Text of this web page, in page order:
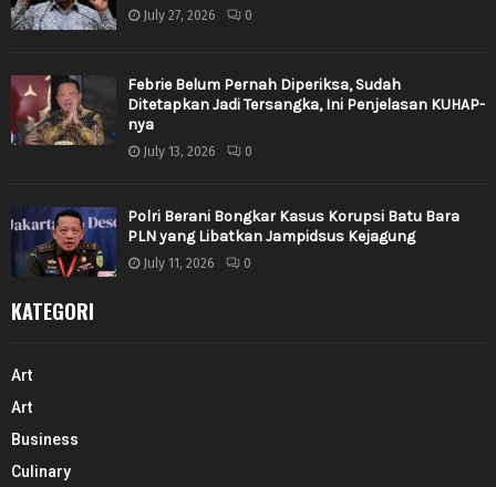
July 27, 2026 0
Febrie Belum Pernah Diperiksa, Sudah
Ditetapkan Jadi Tersangka, Ini Penjelasan KUHAP-
nya
July 13, 2026 0
Polri Berani Bongkar Kasus Korupsi Batu Bara
PLN yang Libatkan Jampidsus Kejagung
July 11, 2026 0
KATEGORI
Art
Art
Business
Culinary